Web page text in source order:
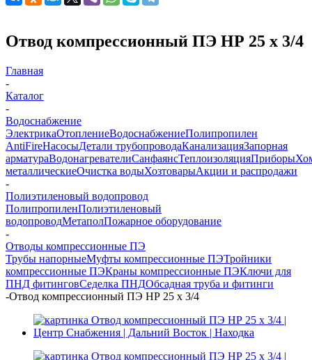
Отвод компрессионный ПЭ НР 25 х 3/4
Главная
-
Каталог
-
Водоснабжение
ЭлектрикаОтоплениеВодоснабжениеПолипропилен
AntiFireНасосыДетали трубопроводаКанализацияЗапорная
арматураВодонагревателиСанфаянсТеплоизоляцияПриборы
металлическиеОчистка водыХозтоварыАкции и распродажи
-
Полиэтиленовый водопровод
ПолипропиленПолиэтиленовый
водопроводМетаполПожарное оборудование
-
Отводы компрессионные ПЭ
Трубы напорныеМуфты компрессионные ПЭТройники
компрессионные ПЭКраны компрессионные ПЭКлючи для
ПНД фитинговСеделка ПНДОбсадная труба и фитинги
-Отвод компрессионный ПЭ НР 25 х 3/4